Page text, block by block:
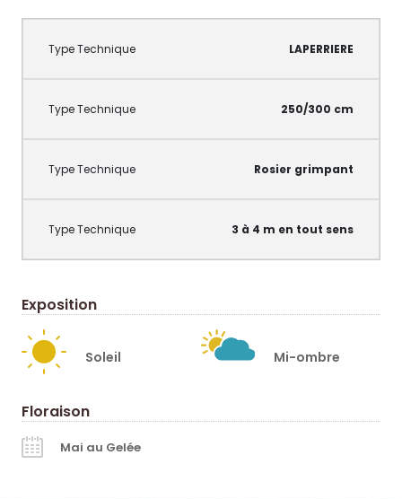
LAPERRIERE
250/300 cm
Rosier grimpant
3 à 4 m en tout sens
Exposition
Soleil Mi-ombre
Floraison
Mai au Gelée